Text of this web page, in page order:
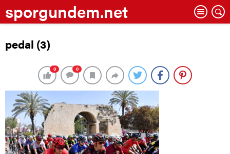
sporgundem.net
pedal (3)
0 0